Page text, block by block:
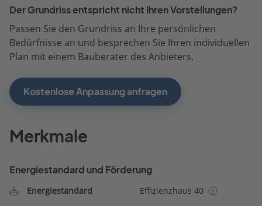
Der Grundriss entspricht nicht Ihren Vorstellungen?
Passen Sie den Grundriss an Ihre persönlichen
Bedürfnisse an und besprechen Sie Ihren individuellen
Plan mit einem Bauberater des Anbieters.
Kostenlose Anpassung anfragen
Merkmale
Energiestandard und Förderung
Energiestandard
Effizienzhaus 40